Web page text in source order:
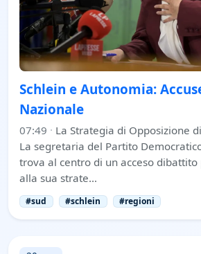
Schlein e Autonomia:
Nazionale
07:49 · La Strategia di Opposizione
La segretaria del Partito
trova al centro di un acceso
alla sua strate…
#sud #schlein #regioni